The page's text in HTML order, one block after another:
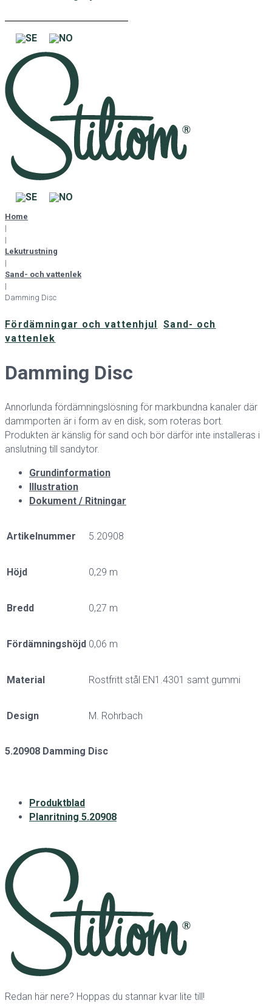
Home
|
|
Lekutrustning
|
Sand- och vattenlek
|
Damming Disc
Fördämningar och vattenhjul,Sand- och
vattenlek
Damming Disc
Annorlunda fördämningslösning för markbundna kanaler där
dammporten är i form av en disk, som roteras bort.
Produkten är känslig för sand och bör därför inte installeras i
anslutning till sandytor.
Grundinformation
Illustration
Dokument / Ritningar
Artikelnummer 5.20908
Höjd 0,29 m
Bredd 0,27 m
Fördämningshöjd 0,06 m
Material Rostfritt stål EN1.4301 samt gummi
Design M. Rohrbach
5.20908 Damming Disc
Produktblad
Planritning 5.20908
Redan här nere? Hoppas du stannar kvar lite till!